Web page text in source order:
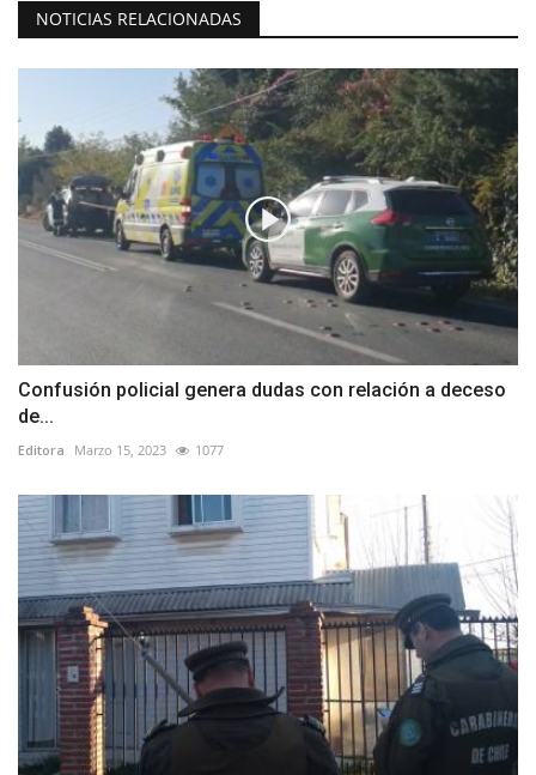
NOTICIAS RELACIONADAS
Confusión policial genera dudas con relación a deceso
de...
Editora Marzo 15, 2023 1077